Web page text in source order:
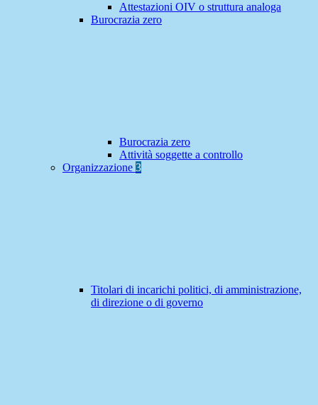
Attestazioni OIV o struttura analoga
Burocrazia zero
Burocrazia zero
Attività soggette a controllo
Organizzazione 3
Titolari di incarichi politici, di amministrazione,
di direzione o di governo